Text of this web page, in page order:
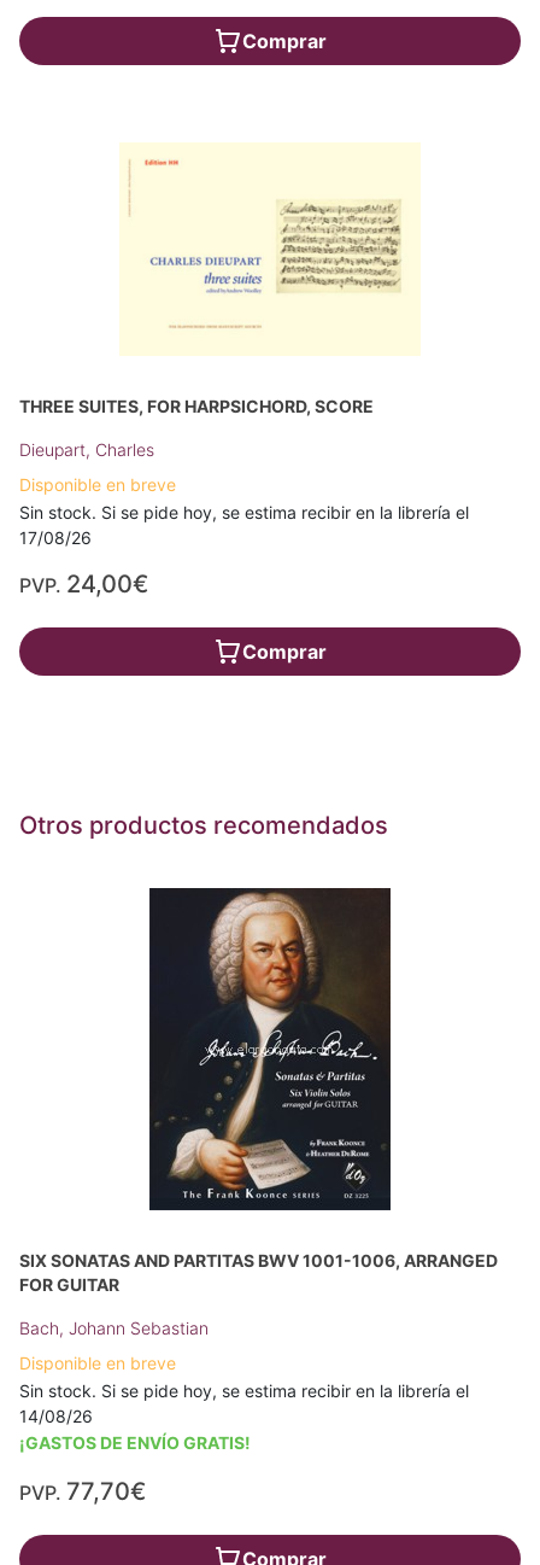
Comprar
THREE SUITES, FOR HARPSICHORD, SCORE
Dieupart, Charles
Disponible en breve
Sin stock. Si se pide hoy, se estima recibir en la librería el
17/08/26
PVP. 24,00€
Comprar
Otros productos recomendados
SIX SONATAS AND PARTITAS BWV 1001-1006, ARRANGED
FOR GUITAR
Bach, Johann Sebastian
Disponible en breve
Sin stock. Si se pide hoy, se estima recibir en la librería el
14/08/26
¡GASTOS DE ENVÍO GRATIS!
PVP. 77,70€
Comprar